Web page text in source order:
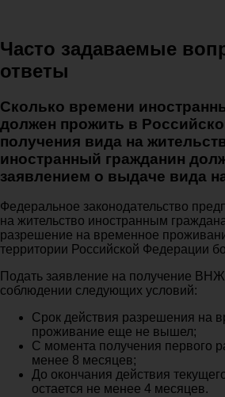
Часто задаваемые
ответы
Сколько времени
должен прожить в
получения вида на
иностранный гражданин
заявлением о выдаче вида
Федеральное законодательство
на жительство иностранным
разрешение на временное
территории Российской Федерации
Подать заявление на получение
соблюдении следующих условий:
Срок действия разрешения на
проживание еще не вышел;
С момента получения первого
менее 8 месяцев;
До окончания действия
остается не менее 4 месяцев.